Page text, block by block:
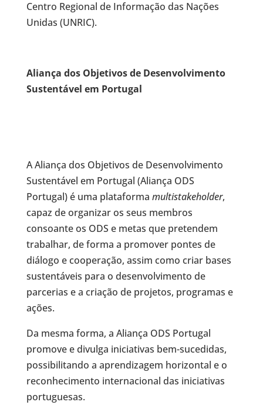
Centro Regional de Informação das Nações
Unidas (UNRIC).
Aliança dos Objetivos de Desenvolvimento
Sustentável em Portugal
A Aliança dos Objetivos de Desenvolvimento
Sustentável em Portugal (Aliança ODS
Portugal) é uma plataforma multistakeholder,
capaz de organizar os seus membros
consoante os ODS e metas que pretendem
trabalhar, de forma a promover pontes de
diálogo e cooperação, assim como criar bases
sustentáveis para o desenvolvimento de
parcerias e a criação de projetos, programas e
ações.
Da mesma forma, a Aliança ODS Portugal
promove e divulga iniciativas bem-sucedidas,
possibilitando a aprendizagem horizontal e o
reconhecimento internacional das iniciativas
portuguesas.